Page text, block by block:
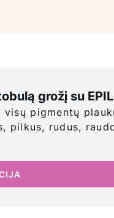
grožį su
visų pigmentų
pilkus, rudus,